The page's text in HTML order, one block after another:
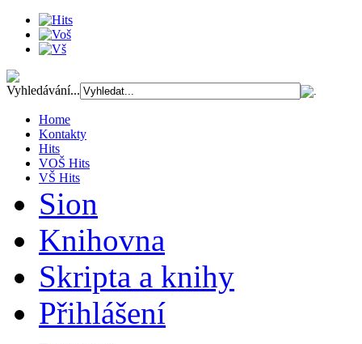
Vyhledávání...
Home
Kontakty
Hits
VOŠ Hits
VŠ Hits
Sion
Knihovna
Skripta a knihy
Přihlášení